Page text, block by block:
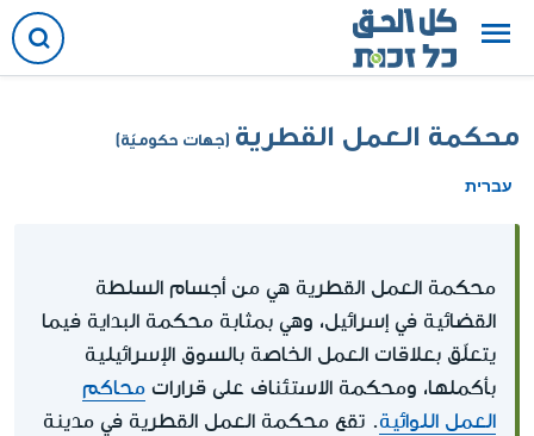
محكمة العمل القطرية (جهات حكوميّة)
עברית
محكمة العمل القطرية هي من أجسام السلطة
القضائية في إسرائيل، وهي بمثابة محكمة البداية فيما
يتعلّق بعلاقات العمل الخاصة بالسوق الإسرائيلية
بأكملها، ومحكمة الاستئناف على قرارات محاكم
العمل اللوائية. تقع محكمة العمل القطرية في مدينة